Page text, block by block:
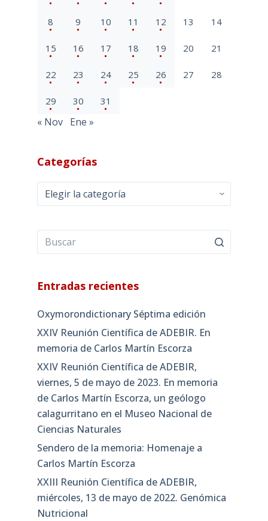
8 9 10 11 12 13 14
15 16 17 18 19 20 21
22 23 24 25 26 27 28
29 30 31
« Nov Ene »
Categorías
Categorías
Entradas recientes
Oxymorondictionary Séptima edición
XXIV Reunión Científica de ADEBIR. En
memoria de Carlos Martín Escorza
XXIV Reunión Científica de ADEBIR,
viernes, 5 de mayo de 2023. En memoria
de Carlos Martín Escorza, un geólogo
calagurritano en el Museo Nacional de
Ciencias Naturales
Sendero de la memoria: Homenaje a
Carlos Martín Escorza
XXIII Reunión Científica de ADEBIR,
miércoles, 13 de mayo de 2022. Genómica
Nutricional